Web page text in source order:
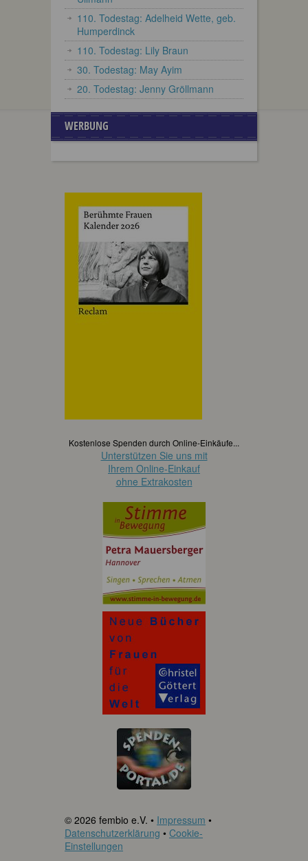
110. Todestag: Adelheid Wette, geb.
Humperdinck
110. Todestag: Lily Braun
30. Todestag: May Ayim
20. Todestag: Jenny Gröllmann
WERBUNG
Kostenlose Spenden durch Online-Einkäufe...
Unterstützen Sie uns mit
Ihrem Online-Einkauf
ohne Extrakosten
© 2026 fembio e.V. • Impressum •
Datenschutzerklärung • Cookie-
Einstellungen